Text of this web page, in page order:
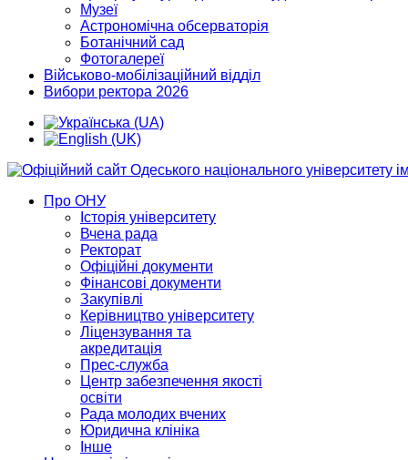
Музеї
Астрономічна обсерваторія
Ботанічний сад
Фотогалереї
Військово-мобілізаційний відділ
Вибори ректора 2026
Про ОНУ
Історія університету
Вчена рада
Ректорат
Офіційні документи
Фінансові документи
Закупівлі
Керівництво університету
Ліцензування та
акредитація
Прес-служба
Центр забезпечення якості
освіти
Рада молодих вчених
Юридична клініка
Інше